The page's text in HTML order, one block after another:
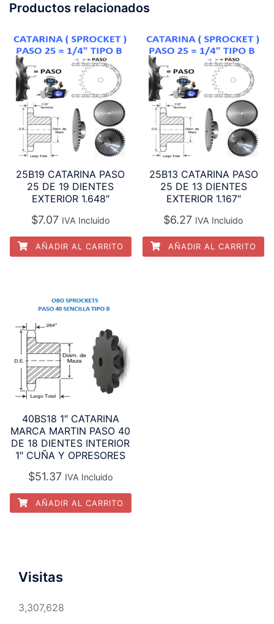
Productos relacionados
25B19 CATARINA PASO
25 DE 19 DIENTES
EXTERIOR 1.648″
$7.07 IVA Incluido
AÑADIR AL CARRITO
25B13 CATARINA PASO
25 DE 13 DIENTES
EXTERIOR 1.167″
$6.27 IVA Incluido
AÑADIR AL CARRITO
40BS18 1″ CATARINA
MARCA MARTIN PASO 40
DE 18 DIENTES INTERIOR
1″ CUÑA Y OPRESORES
$51.37 IVA Incluido
AÑADIR AL CARRITO
Visitas
3,307,628